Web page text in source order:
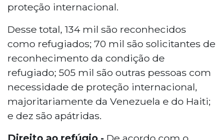
proteção internacional.
Desse total, 134 mil são reconhecidos
como refugiados; 70 mil são solicitantes de
reconhecimento da condição de
refugiado; 505 mil são outras pessoas com
necessidade de proteção internacional,
majoritariamente da Venezuela e do Haiti;
e dez são apátridas.